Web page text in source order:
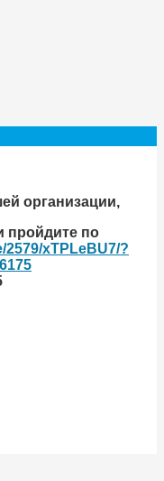
организации,
пройдите по
xTPLeBU7/?